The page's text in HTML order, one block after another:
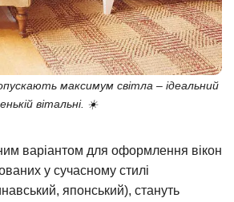
максимум світла – ідеальний
вітальні. ☀️
варіантом для оформлення вікон
у сучасному стилі
японський), стануть